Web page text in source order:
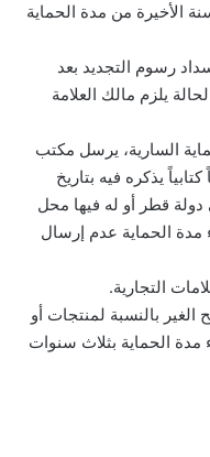
الأخيرة من مدة الحماية
رسوم التجديد بعد
يلزم مالك العلامة
السارية، يرسل مكتب
يذكره فيه بتاريخ
دولة قطر أو له فيها محل
مدة الحماية عدم إرسال
التجارية.
بالنسبة لمنتجات أو
مدة الحماية بثلاث سنوات